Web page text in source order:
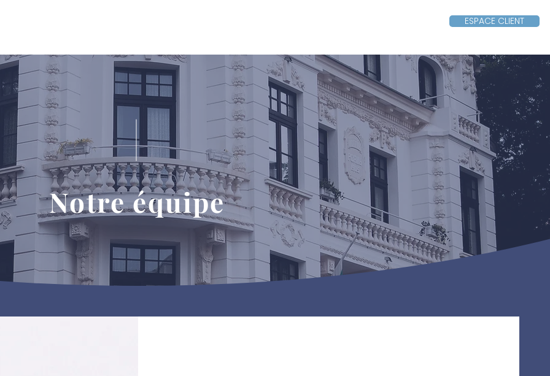
ESPACE CLIENT
Notre équipe